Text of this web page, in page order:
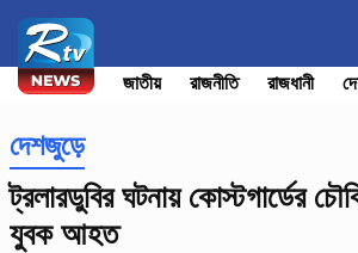
জাতীয় রাজনীতি রাজধানী
দেশজুড়ে
ট্রলারডুবির ঘটনায় কোস্টগার্ডের
যুবক আহত